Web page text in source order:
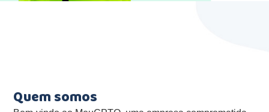
Quem somos